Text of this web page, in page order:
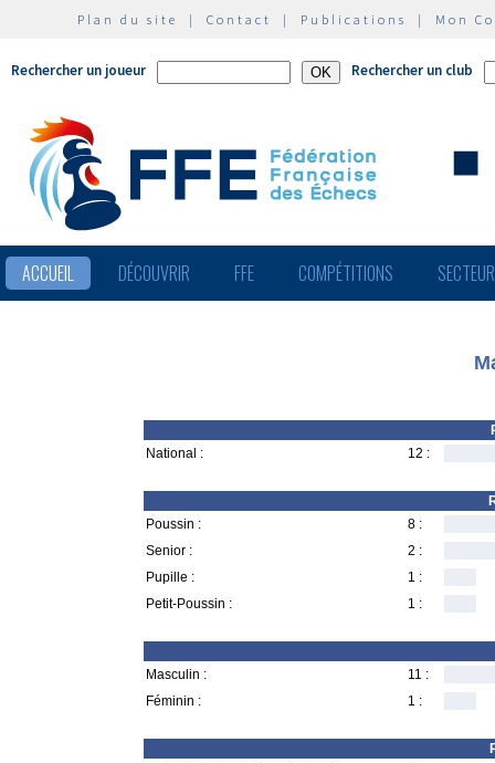
Plan du site | Contact | Publications | Mon
Rechercher un joueur Rechercher un club
ACCUEIL DÉCOUVRIR FFE COMPÉTITIONS
National :
12 :
Poussin :
8 :
Senior :
2 :
Pupille :
1 :
Petit-Poussin :
1 :
Masculin :
11 :
Féminin :
1 :